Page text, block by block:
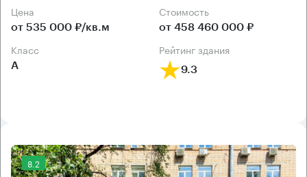
Цена
от 535 000 ₽/кв.м
Cтоимость
от 458 460 000 ₽
класс
А
рейтинг здания
9.3
8.2